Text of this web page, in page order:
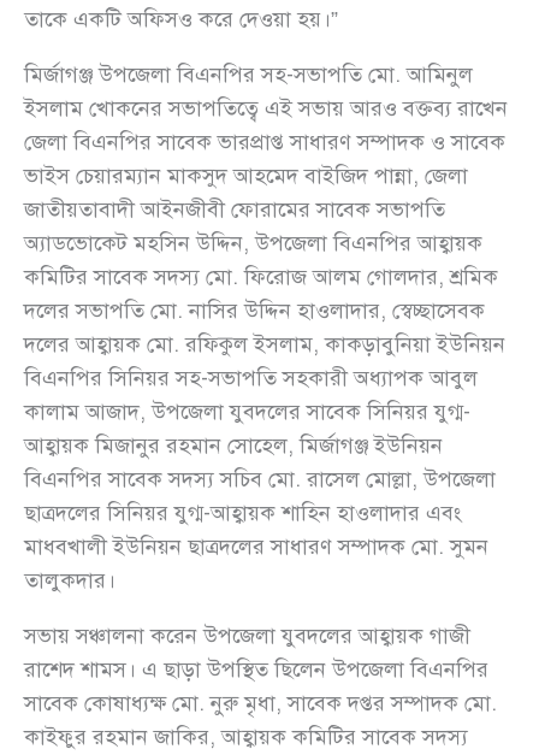
তাকে একটি অফিসও করে দেওয়া হয়।”
মির্জাগঞ্জ উপজেলা বিএনপির সহ-সভাপতি মো. আমিনুল
ইসলাম খোকনের সভাপতিত্বে এই সভায় আরও বক্তব্য রাখেন
জেলা বিএনপির সাবেক ভারপ্রাপ্ত সাধারণ সম্পাদক ও সাবেক
ভাইস চেয়ারম্যান মাকসুদ আহমেদ বাইজিদ পান্না, জেলা
জাতীয়তাবাদী আইনজীবী ফোরামের সাবেক সভাপতি
অ্যাডভোকেট মহসিন উদ্দিন, উপজেলা বিএনপির আহ্বায়ক
কমিটির সাবেক সদস্য মো. ফিরোজ আলম গোলদার, শ্রমিক
দলের সভাপতি মো. নাসির উদ্দিন হাওলাদার, স্বেচ্ছাসেবক
দলের আহ্বায়ক মো. রফিকুল ইসলাম, কাকড়াবুনিয়া ইউনিয়ন
বিএনপির সিনিয়র সহ-সভাপতি সহকারী অধ্যাপক আবুল
কালাম আজাদ, উপজেলা যুবদলের সাবেক সিনিয়র যুগ্ম-
আহ্বায়ক মিজানুর রহমান সোহেল, মির্জাগঞ্জ ইউনিয়ন
বিএনপির সাবেক সদস্য সচিব মো. রাসেল মোল্লা, উপজেলা
ছাত্রদলের সিনিয়র যুগ্ম-আহ্বায়ক শাহিন হাওলাদার এবং
মাধবখালী ইউনিয়ন ছাত্রদলের সাধারণ সম্পাদক মো. সুমন
তালুকদার।
সভায় সঞ্চালনা করেন উপজেলা যুবদলের আহ্বায়ক গাজী
রাশেদ শামস। এ ছাড়া উপস্থিত ছিলেন উপজেলা বিএনপির
সাবেক কোষাধ্যক্ষ মো. নুরু মৃধা, সাবেক দপ্তর সম্পাদক মো.
কাইফুর রহমান জাকির, আহ্বায়ক কমিটির সাবেক সদস্য